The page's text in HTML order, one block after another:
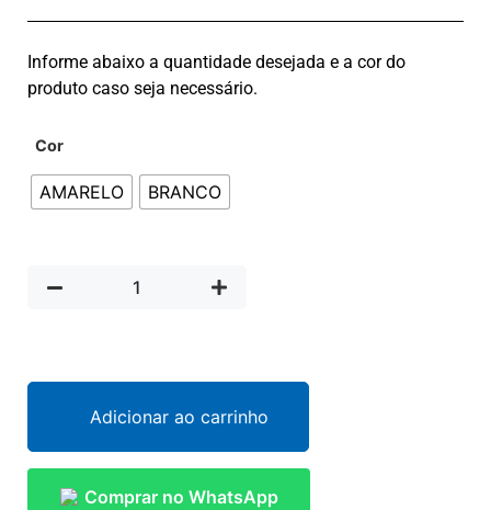
Informe abaixo a quantidade desejada e a cor do
produto caso seja necessário.
Cor
AMARELO BRANCO
Adicionar ao carrinho
Comprar no WhatsApp